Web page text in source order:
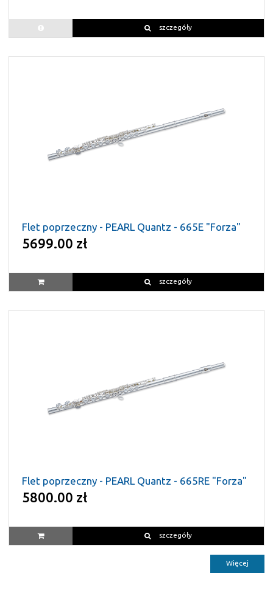
szczegóły
Flet poprzeczny - PEARL Quantz - 665E "Forza"
5699.00 zł
szczegóły
Flet poprzeczny - PEARL Quantz - 665RE "Forza"
5800.00 zł
szczegóły
Więcej